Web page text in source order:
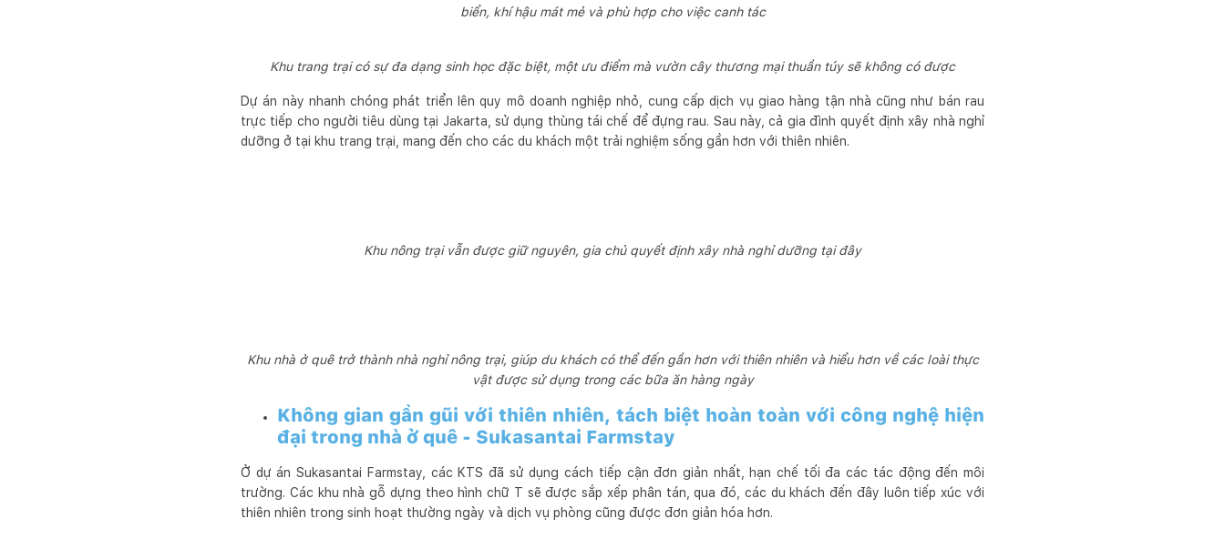
biển, khí hậu mát mẻ và phù hợp cho việc canh tác
Khu trang trại có sự đa dạng sinh học đặc biệt, một ưu điểm mà vườn cây thương mại thuần túy sẽ không có được
Dự án này nhanh chóng phát triển lên quy mô doanh nghiệp nhỏ, cung cấp dịch vụ giao hàng tận nhà cũng như bán rau
trực tiếp cho người tiêu dùng tại Jakarta, sử dụng thùng tái chế để đựng rau. Sau này, cả gia đình quyết định xây nhà nghỉ
dưỡng ở tại khu trang trại, mang đến cho các du khách một trải nghiệm sống gần hơn với thiên nhiên.
Khu nông trại vẫn được giữ nguyên, gia chủ quyết định xây nhà nghỉ dưỡng tại đây
Khu nhà ở quê trở thành nhà nghỉ nông trại, giúp du khách có thể đến gần hơn với thiên nhiên và hiểu hơn về các loài thực
vật được sử dụng trong các bữa ăn hàng ngày
Không gian gần gũi với thiên nhiên, tách biệt hoàn toàn với công nghệ hiện
đại trong nhà ở quê - Sukasantai Farmstay
Ở dự án Sukasantai Farmstay, các KTS đã sử dụng cách tiếp cận đơn giản nhất, hạn chế tối đa các tác động đến môi
trường. Các khu nhà gỗ dựng theo hình chữ T sẽ được sắp xếp phân tán, qua đó, các du khách đến đây luôn tiếp xúc với
thiên nhiên trong sinh hoạt thường ngày và dịch vụ phòng cũng được đơn giản hóa hơn.